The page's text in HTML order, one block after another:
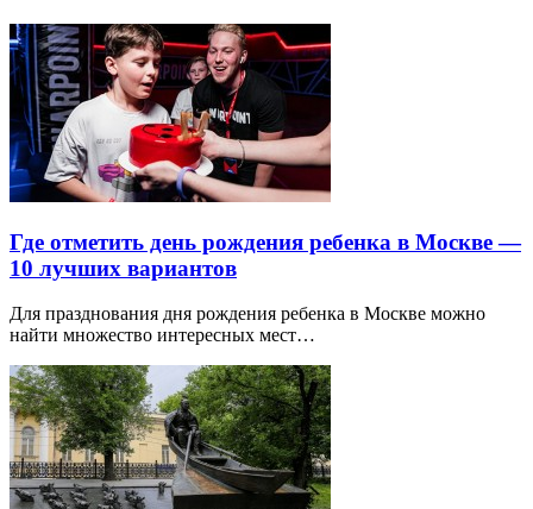
Где отметить день рождения ребенка в Москве —
10 лучших вариантов
Для празднования дня рождения ребенка в Москве можно
найти множество интересных мест…